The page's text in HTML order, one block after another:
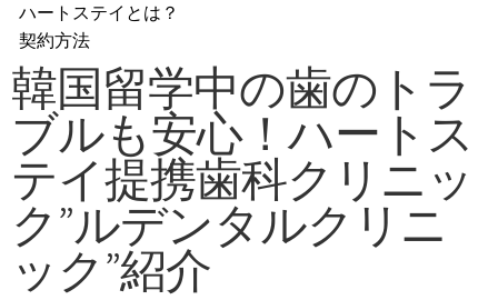
ハートステイとは？
契約方法
韓国不動産情報
サービス費用
よくある質問
Heartee
韓国留学中の歯のトラ
ブルも安心！ハートス
テイ提携歯科クリニッ
ク”ルデンタルクリニ
ック”紹介